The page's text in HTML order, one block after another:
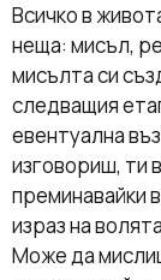
Всичко в
неща: мисъл,
мисълта си
следващия
евентуална
изговориш, ти
преминавайки
израз на
Може да